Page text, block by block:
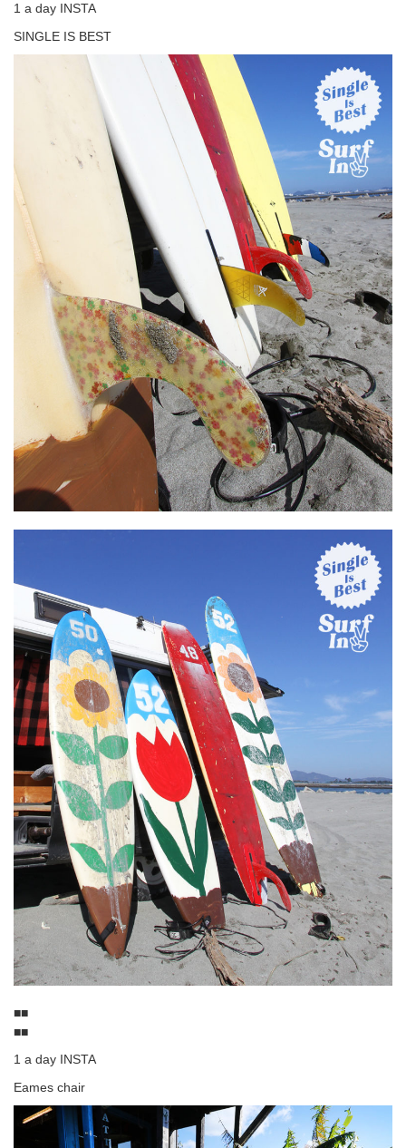
1 a day INSTA
SINGLE IS BEST
■■
■■
1 a day INSTA
Eames chair